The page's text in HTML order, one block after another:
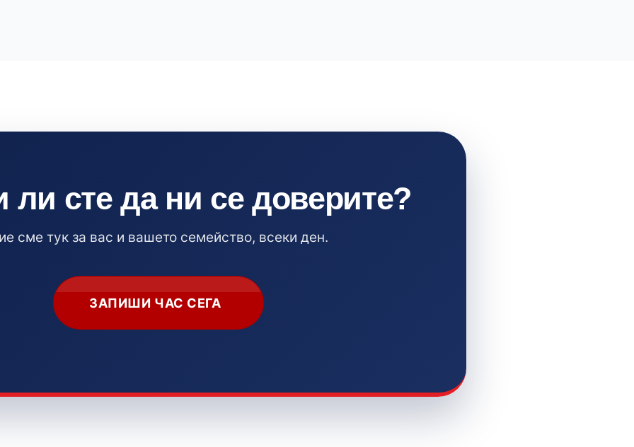
ли сте да ни се доверите?
сме тук за вас и вашето семейство, всеки ден.
ЗАПИШИ ЧАС СЕГА